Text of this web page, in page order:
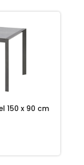
150 x 90 cm